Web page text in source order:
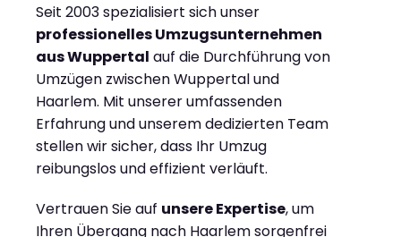
Seit 2003 spezialisiert sich unser
professionelles Umzugsunternehmen
aus Wuppertal auf die Durchführung von
Umzügen zwischen Wuppertal und
Haarlem. Mit unserer umfassenden
Erfahrung und unserem dedizierten Team
stellen wir sicher, dass Ihr Umzug
reibungslos und effizient verläuft.
Vertrauen Sie auf unsere Expertise, um
Ihren Übergang nach Haarlem sorgenfrei